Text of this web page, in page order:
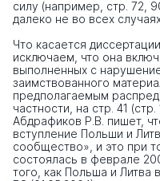
силу (например, стр. 72,
далеко не во всех
Что касается
исключаем, что она
выполненных с
заимствованного
предполагаемым
частности, на стр. 41
Абдрафиков Р.В. пишет,
вступление Польши и
сообщество», и это при
состоялась в феврале
того, как Польша и Литва